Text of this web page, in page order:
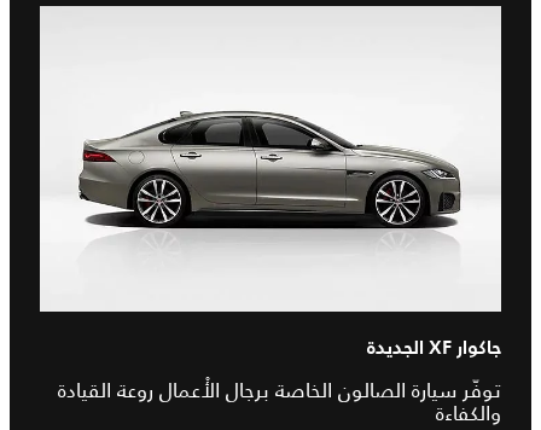
جاكوار XF الجديدة
توفّر سيارة الصالون الخاصة برجال الأْعمال روعة القيادة
والكفاءة